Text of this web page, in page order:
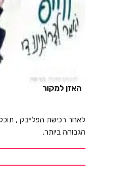
האזן למקור
לאחר רכישת הפלייבק ,
הגבוהה ביותר.